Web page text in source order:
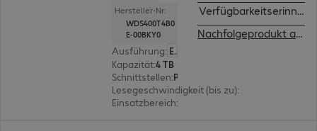
Hersteller-Nr:
WDS400T4B0
E-00BKY0
Ausführung:
Europäisch
Kapazität:4 TB
Schnittstellen:
Lesegeschwindigkeit (bis zu):
Einsatzbereich:
Nachfolgeprodukt ansehen